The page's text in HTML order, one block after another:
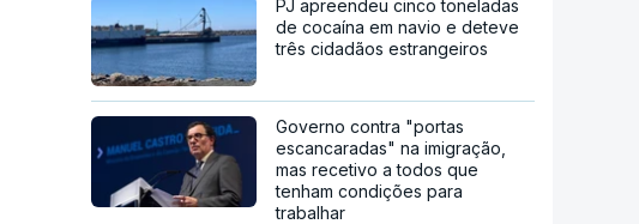
PJ apreendeu cinco toneladas
de cocaína em navio e deteve
três cidadãos estrangeiros
Governo contra "portas
escancaradas" na imigração,
mas recetivo a todos que
tenham condições para
trabalhar